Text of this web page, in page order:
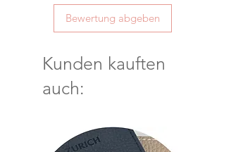
Bewertung abgeben
Kunden kauften
auch: